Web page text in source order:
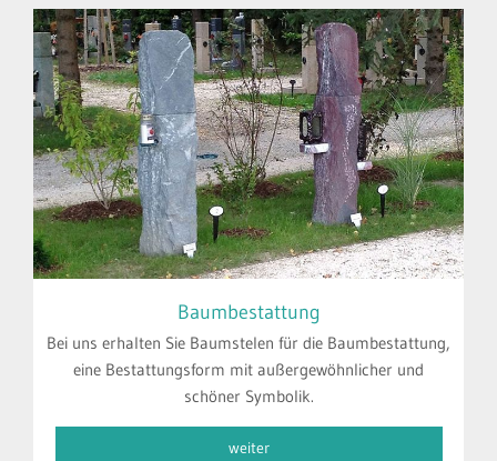
Baumbestattung
Bei uns erhalten Sie Baumstelen für die Baumbestattung,
eine Bestattungsform mit außergewöhnlicher und
schöner Symbolik.
weiter